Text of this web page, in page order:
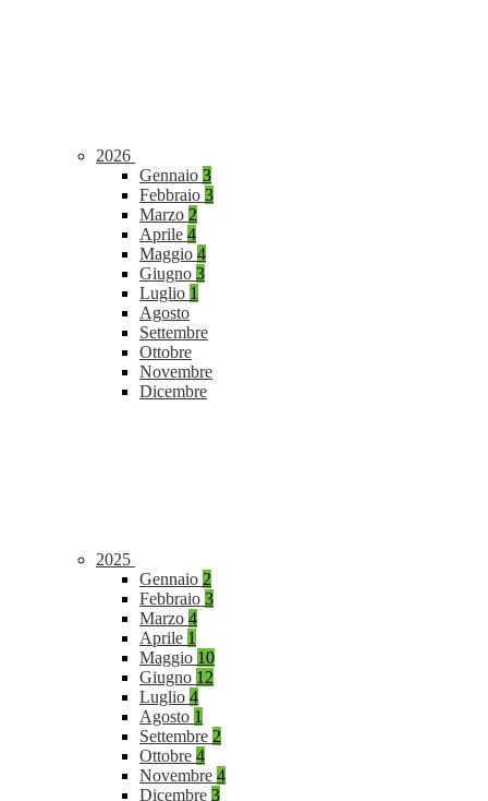
2026
Gennaio 3
Febbraio 3
Marzo 2
Aprile 4
Maggio 4
Giugno 3
Luglio 1
Agosto
Settembre
Ottobre
Novembre
Dicembre
2025
Gennaio 2
Febbraio 3
Marzo 4
Aprile 1
Maggio 10
Giugno 12
Luglio 4
Agosto 1
Settembre 2
Ottobre 4
Novembre 4
Dicembre 3